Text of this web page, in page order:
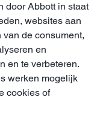
door Abbott in staat
websites aan
de consument,
en
en te verbeteren.
werken mogelijk
cookies of